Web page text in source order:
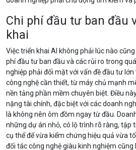
Chi phí đầu tư ban đầu
khai
Việc triển khai AI không phải lúc nào
phí đầu tư ban đầu và các rủi ro trong
nghiệp phải đối mặt với vấn đề đầu tư
công nghệ cần thiết, từ máy chủ mạnh
nền tảng phần mềm chuyên biệt. Điều
nặng tài chính, đặc biệt với các doanh
là không nên ôm đồm ngay từ đầu.
những dự án nhỏ, có lộ trình rõ ràng, tập
cụ thể để vừa kiểm chứng hiệu quả vừa
đối tác công nghệ giàu kinh nghiệm